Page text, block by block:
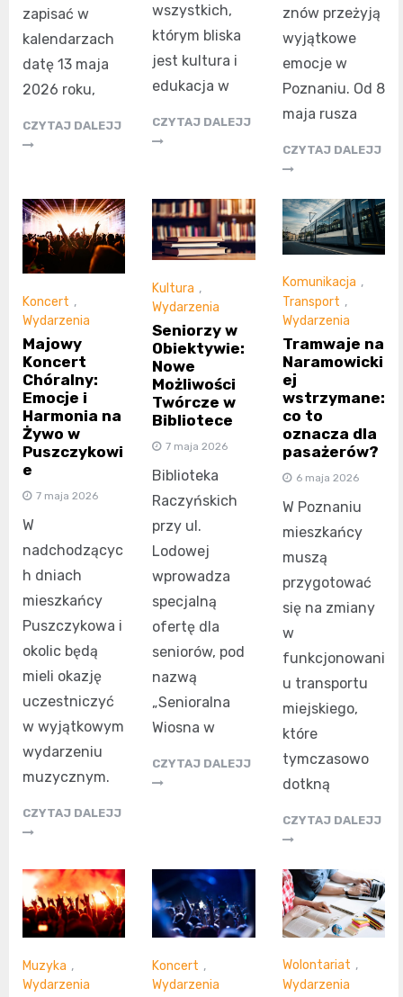
zapisać w
kalendarzach
datę 13 maja
2026 roku,
CZYTAJ DALEJJ
wszystkich,
którym bliska
jest kultura i
edukacja w
CZYTAJ DALEJJ
znów przeżyją
wyjątkowe
emocje w
Poznaniu. Od 8
maja rusza
CZYTAJ DALEJJ
Koncert ,
Wydarzenia
Majowy
Koncert
Chóralny:
Emocje i
Harmonia na
Żywo w
Puszczykowi
e
7 maja 2026
W
nadchodzącyc
h dniach
mieszkańcy
Puszczykowa i
okolic będą
mieli okazję
uczestniczyć
w wyjątkowym
wydarzeniu
muzycznym.
CZYTAJ DALEJJ
Kultura ,
Wydarzenia
Seniorzy w
Obiektywie:
Nowe
Możliwości
Twórcze w
Bibliotece
7 maja 2026
Biblioteka
Raczyńskich
przy ul.
Lodowej
wprowadza
specjalną
ofertę dla
seniorów, pod
nazwą
„Senioralna
Wiosna w
CZYTAJ DALEJJ
Komunikacja ,
Transport ,
Wydarzenia
Tramwaje na
Naramowicki
ej
wstrzymane:
co to
oznacza dla
pasażerów?
6 maja 2026
W Poznaniu
mieszkańcy
muszą
przygotować
się na zmiany
w
funkcjonowani
u transportu
miejskiego,
które
tymczasowo
dotkną
CZYTAJ DALEJJ
Muzyka ,
Wydarzenia
Koncert ,
Wydarzenia
Wolontariat ,
Wydarzenia